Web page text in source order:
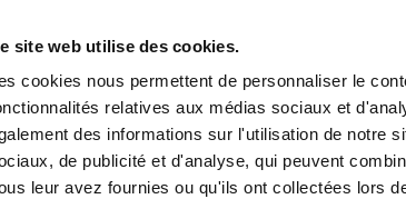
site web utilise des cookies.
cookies nous permettent de personnaliser le
relatives aux médias sociaux et
des informations sur l'utilisation de notre
de publicité et d'analyse, qui peuvent
leur avez fournies ou qu'ils ont collectées lors
AU BEST SELLER
PUBLIER UN LIVRE
& jardin / Côté jardin / MAISON RUSTIQUE - 5 -
LES LIVRES SONT IMPRIMÉS À LA